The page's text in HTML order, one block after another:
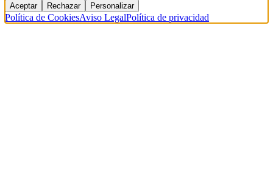
Aceptar Rechazar Personalizar
Política de CookiesAviso LegalPolítica de privacidad